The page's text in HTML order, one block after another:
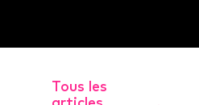
Tous les